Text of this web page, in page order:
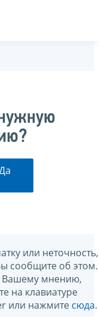
или неточность,
сообщите об этом.
Вашему мнению,
на клавиатуре
или нажмите сюда.